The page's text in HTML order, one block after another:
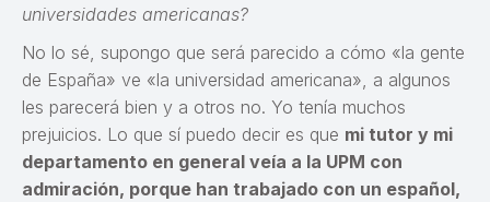
universidades americanas?
No lo sé, supongo que será parecido a cómo «la gente
de España» ve «la universidad americana», a algunos
les parecerá bien y a otros no. Yo tenía muchos
prejuicios. Lo que sí puedo decir es que mi tutor y mi
departamento en general veía a la UPM con
admiración, porque han trabajado con un español,